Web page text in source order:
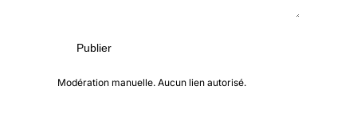
Publier
Modération manuelle. Aucun lien autorisé.